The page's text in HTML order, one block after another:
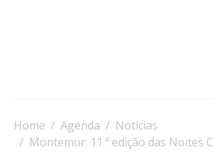
Home Agenda
Notícias
Montemor: 11.ª edição das Noites Curtas a